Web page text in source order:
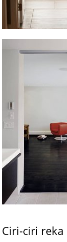
Ciri-ciri